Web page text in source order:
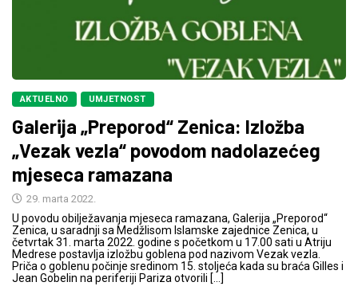
AKTUELNO UMJETNOST
Galerija „Preporod“ Zenica: Izložba
„Vezak vezla“ povodom nadolazećeg
mjeseca ramazana
29. marta 2022.
U povodu obilježavanja mjeseca ramazana, Galerija „Preporod“
Zenica, u saradnji sa Medžlisom Islamske zajednice Zenica, u
četvrtak 31. marta 2022. godine s početkom u 17.00 sati u Atriju
Medrese postavlja izložbu goblena pod nazivom Vezak vezla.
Priča o goblenu počinje sredinom 15. stoljeća kada su braća Gilles i
Jean Gobelin na periferiji Pariza otvorili […]